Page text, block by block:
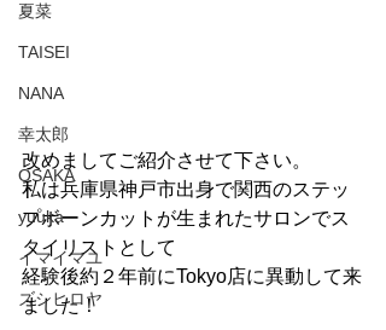
夏菜
TAISEI
NANA
幸太郎
OSAKA
yuuka
イマイマユ
ズシヒロヤ
改めましてご紹介させて下さい。
私は兵庫県神戸市出身で関西のステッ
プボーンカットが生まれたサロンでス
タイリストとして
経験後約２年前にTokyo店に異動して来
ました！